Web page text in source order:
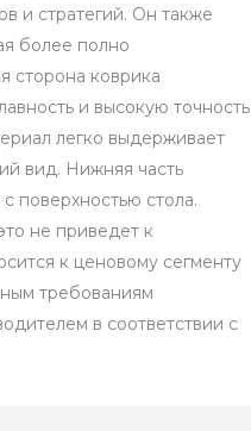
и стратегий. Он также
более полно
сторона коврика
и высокую точность
легко выдерживает
вид. Нижняя часть
поверхностью стола.
не приведет к
к ценовому сегменту
требованиям
в соответствии с